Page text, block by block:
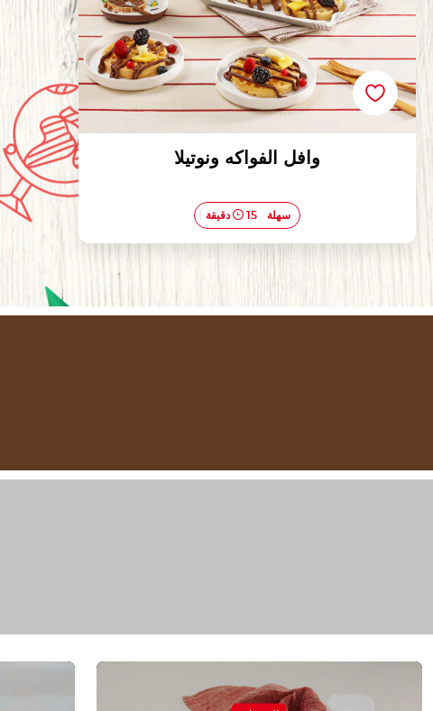
وافل الفواكه ونوتيلا
سهلة 15 دقيقة